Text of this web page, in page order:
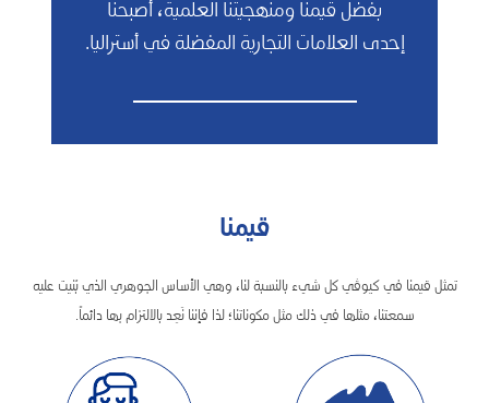
بفضل قيمنا ومنهجيتنا العلمية، أصبحنا
إحدى العلامات التجارية المفضلة في أستراليا.
قيمنا
تمثل قيمنا في كيوڤي كل شيء بالنسبة لنا، وهي الأساس الجوهري الذي بُنيت عليه
سمعتنا، مثلها في ذلك مثل مكوناتنا؛ لذا فإننا نَعِد بالالتزام بها دائماً.